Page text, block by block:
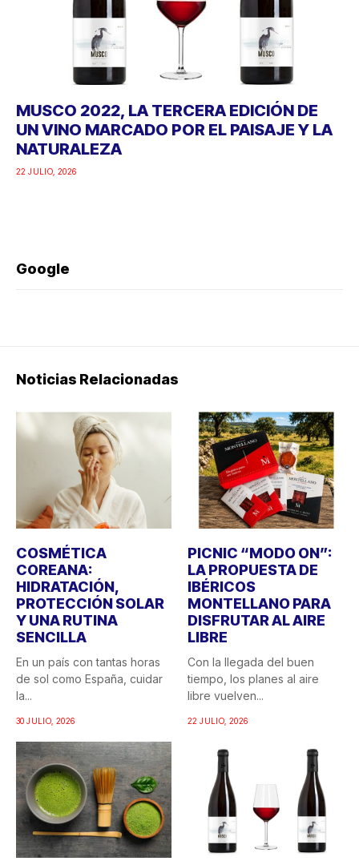
MUSCO 2022, LA TERCERA EDICIÓN DE
UN VINO MARCADO POR EL PAISAJE Y LA
NATURALEZA
22 JULIO, 2026
Google
Noticias Relacionadas
COSMÉTICA
COREANA:
HIDRATACIÓN,
PROTECCIÓN SOLAR
Y UNA RUTINA
SENCILLA
En un país con tantas horas
de sol como España, cuidar
la...
30 JULIO, 2026
PICNIC “MODO ON”:
LA PROPUESTA DE
IBÉRICOS
MONTELLANO PARA
DISFRUTAR AL AIRE
LIBRE
Con la llegada del buen
tiempo, los planes al aire
libre vuelven...
22 JULIO, 2026